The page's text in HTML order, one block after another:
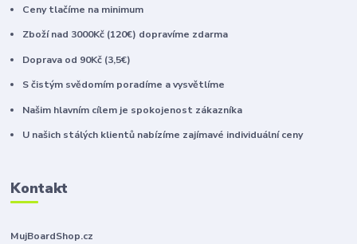
Ceny tlačíme na minimum
Zboží nad 3000Kč (120€) dopravíme zdarma
Doprava od 90Kč (3,5€)
S čistým svědomím poradíme a vysvětlíme
Našim hlavním cílem je spokojenost zákazníka
U našich stálých klientů nabízíme zajímavé individuální ceny
Kontakt
MujBoardShop.cz